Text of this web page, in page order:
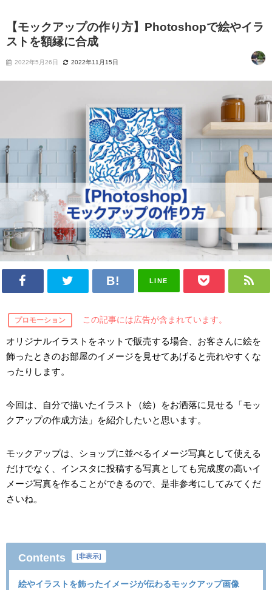
【モックアップの作り方】Photoshopで絵やイラ
ストを額縁に合成
2022年5月26日 2022年11月15日
LINE
プロモーション この記事には広告が含まれています。
オリジナルイラストをネットで販売する場合、お客さんに絵を
飾ったときのお部屋のイメージを見せてあげると売れやすくな
ったりします。
今回は、自分で描いたイラスト（絵）をお洒落に見せる「モッ
クアップの作成方法」を紹介したいと思います。
モックアップは、ショップに並べるイメージ写真として使える
だけでなく、インスタに投稿する写真としても完成度の高いイ
メージ写真を作ることができるので、是非参考にしてみてくだ
さいね。
Contents 非表示
絵やイラストを飾ったイメージが伝わるモックアップ画像